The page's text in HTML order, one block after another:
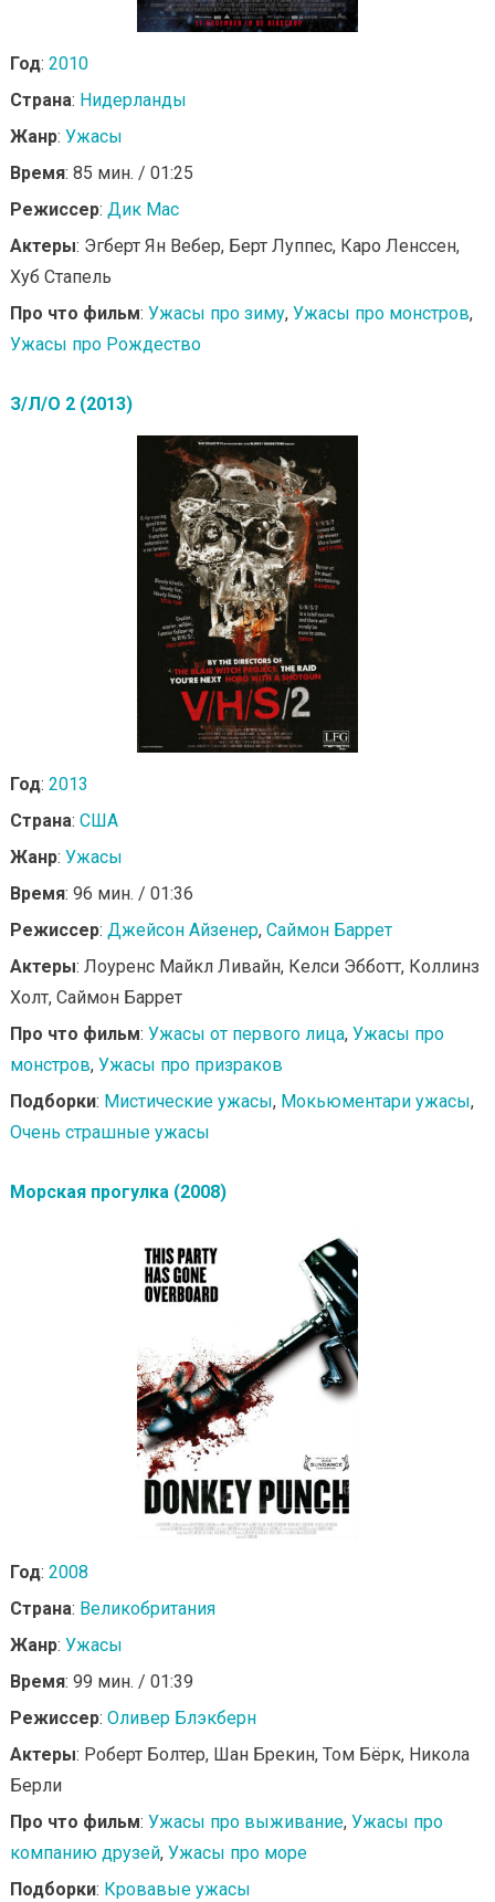
Год: 2010
Страна: Нидерланды
Жанр: Ужасы
Время: 85 мин. / 01:25
Режиссер: Дик Мас
Актеры: Эгберт Ян Вебер, Берт Луппес, Каро Ленссен,
Хуб Стапель
Про что фильм: Ужасы про зиму, Ужасы про монстров,
Ужасы про Рождество
З/Л/О 2 (2013)
Год: 2013
Страна: США
Жанр: Ужасы
Время: 96 мин. / 01:36
Режиссер: Джейсон Айзенер, Саймон Баррет
Актеры: Лоуренс Майкл Ливайн, Келси Эбботт, Коллинз
Холт, Саймон Баррет
Про что фильм: Ужасы от первого лица, Ужасы про
монстров, Ужасы про призраков
Подборки: Мистические ужасы, Мокьюментари ужасы,
Очень страшные ужасы
Морская прогулка (2008)
Год: 2008
Страна: Великобритания
Жанр: Ужасы
Время: 99 мин. / 01:39
Режиссер: Оливер Блэкберн
Актеры: Роберт Болтер, Шан Брекин, Том Бёрк, Никола
Берли
Про что фильм: Ужасы про выживание, Ужасы про
компанию друзей, Ужасы про море
Подборки: Кровавые ужасы